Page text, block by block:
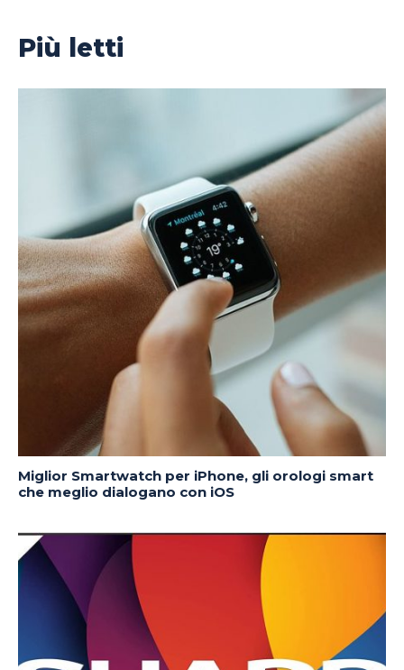
Più letti
Miglior Smartwatch per iPhone, gli orologi smart
che meglio dialogano con iOS